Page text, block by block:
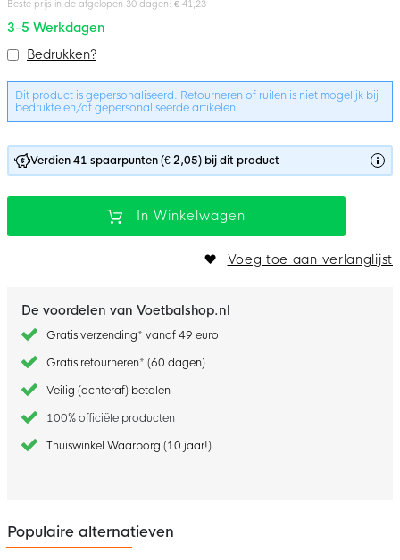
begin
van
de
afbeeldingen-
gallerij
Beste prijs in de afgelopen 30 dagen: € 41,23
3-5 Werkdagen
Bundelopties
Bedrukken?
Dit product is gepersonaliseerd. Retourneren of ruilen is niet mogelijk bij
bedrukte en/of gepersonaliseerde artikelen
Verdien 41 spaarpunten (€ 2,05) bij dit product
In Winkelwagen
Voeg toe aan verlanglijst
De voordelen van Voetbalshop.nl
Gratis verzending* vanaf 49 euro
Gratis retourneren* (60 dagen)
Veilig (achteraf) betalen
100% officiële producten
Thuiswinkel Waarborg (10 jaar!)
Populaire alternatieven